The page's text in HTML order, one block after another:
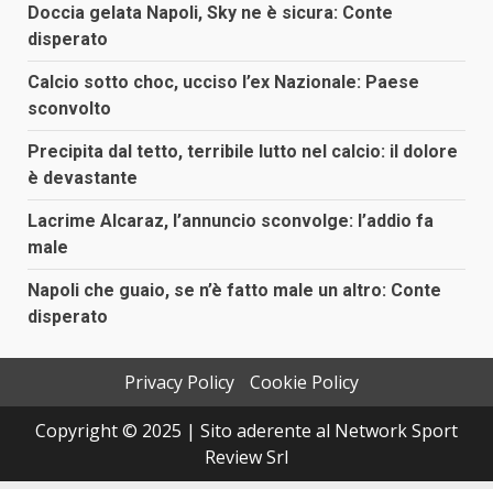
Doccia gelata Napoli, Sky ne è sicura: Conte
disperato
Calcio sotto choc, ucciso l’ex Nazionale: Paese
sconvolto
Precipita dal tetto, terribile lutto nel calcio: il dolore
è devastante
Lacrime Alcaraz, l’annuncio sconvolge: l’addio fa
male
Napoli che guaio, se n’è fatto male un altro: Conte
disperato
Privacy Policy
Cookie Policy
Copyright © 2025 | Sito aderente al Network Sport
Review Srl